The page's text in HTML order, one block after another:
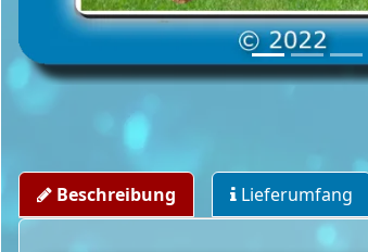
Beschreibung Lieferumfang